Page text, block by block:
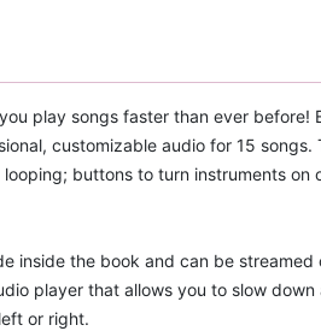
play songs faster than ever before!
customizable audio for 15 songs.
buttons to turn instruments on
inside the book and can be
player that allows you to slow
or right.